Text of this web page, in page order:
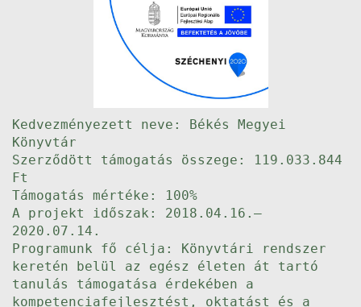
Kedvezményezett neve: Békés Megyei
Könyvtár
Szerződött támogatás összege: 119.033.844
Ft
Támogatás mértéke: 100%
A projekt időszak: 2018.04.16.–
2020.07.14.
Programunk fő célja: Könyvtári rendszer
keretén belül az egész életen át tartó
tanulás támogatása érdekében a
kompetenciafejlesztést, oktatást és a